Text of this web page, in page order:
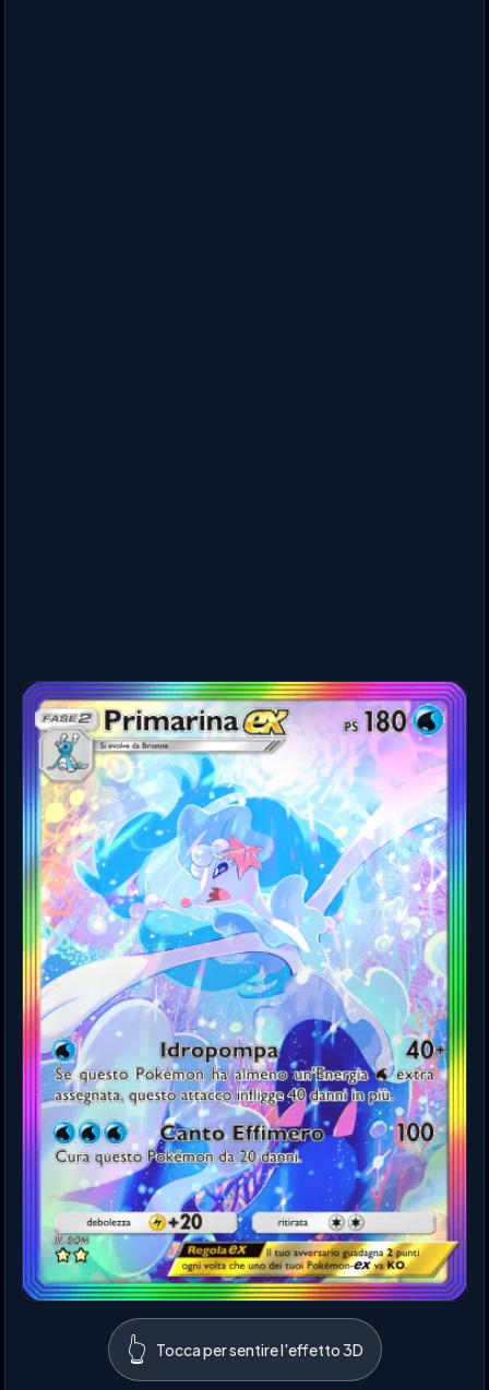
👆 Tocca per sentire l'effetto 3D